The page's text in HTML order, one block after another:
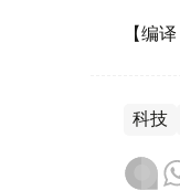
【编
科技